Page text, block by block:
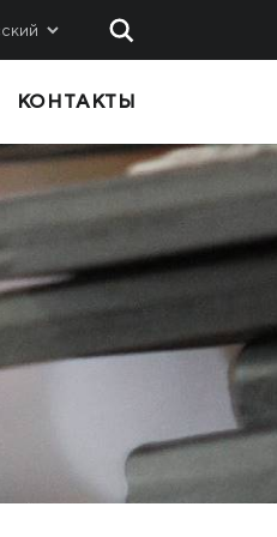
SA
КОНТАКТЫ